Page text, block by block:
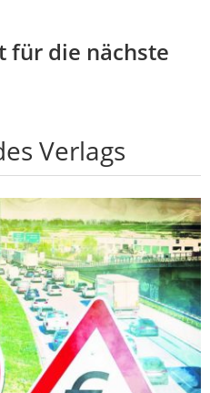
für die nächste
Verlags